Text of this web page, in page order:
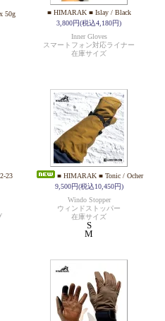
50g
■ HIMARAK ■ Islay / Black
3,800円(税込4,180円)
Inner Gloves
スマートフォン対応ライナー
在庫サイズ
23
■ HIMARAK ■ Tonic / Ocher
9,500円(税込10,450円)
Windo Stopper
ウィンドストッパー
在庫サイズ
S
M